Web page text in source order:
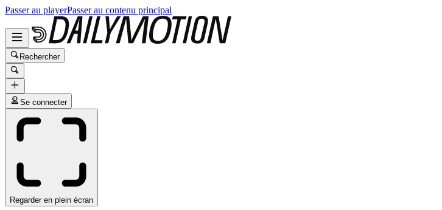
Passer au playerPasser au contenu principal
Rechercher
Se connecter
Regarder en plein écran